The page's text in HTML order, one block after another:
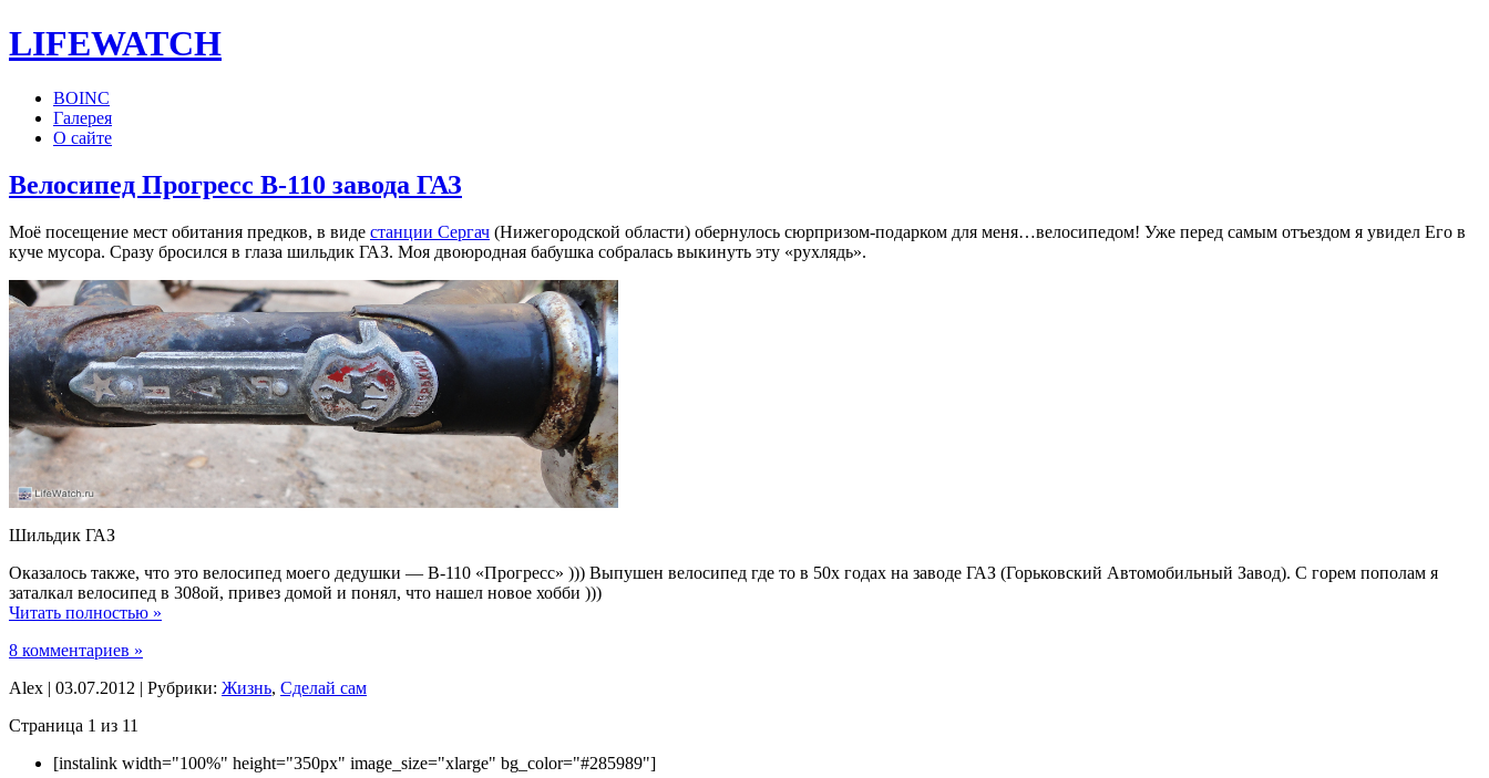
LIFEWATCH
BOINC
Галерея
О сайте
Велосипед Прогресс В-110 завода ГАЗ
Моё посещение мест обитания предков, в виде станции Сергач (Нижегородской области) обернулось сюрпризом-подарком для меня…велосипедом! Уже перед самым отъездом я увидел Его в
куче мусора. Сразу бросился в глаза шильдик ГАЗ. Моя двоюродная бабушка собралась выкинуть эту «рухлядь».
Шильдик ГАЗ
Оказалось также, что это велосипед моего дедушки — В-110 «Прогресс» ))) Выпушен велосипед где то в 50х годах на заводе ГАЗ (Горьковский Автомобильный Завод). С горем пополам я
заталкал велосипед в 308ой, привез домой и понял, что нашел новое хобби )))
Читать полностью »
8 комментариев »
Alex | 03.07.2012 | Рубрики: Жизнь, Сделай сам
Страница 1 из 11
[instalink width="100%" height="350px" image_size="xlarge" bg_color="#285989"]